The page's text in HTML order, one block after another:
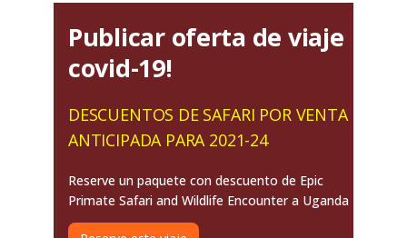
Publicar oferta de viaje
covid-19!
DESCUENTOS DE SAFARI POR VENTA
ANTICIPADA PARA 2021-24
Reserve un paquete con descuento de Epic
Primate Safari and Wildlife Encounter a Uganda